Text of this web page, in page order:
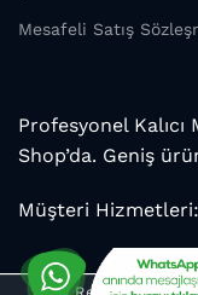
Mesafeli Satış
Profesyonel
Shop’da. Geniş
Müşteri Hizmetleri: